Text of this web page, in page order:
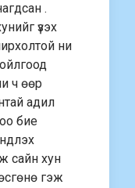
.
үзэх
ни
ч өөр
адил
бие
сайн хун
гэж